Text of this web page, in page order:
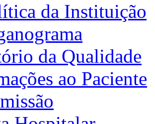
da Instituição
da Qualidade
ao Paciente